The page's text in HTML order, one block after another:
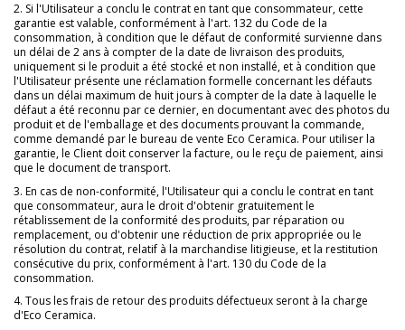
2. Si l'Utilisateur a conclu le contrat en tant que consommateur, cette
garantie est valable, conformément à l'art. 132 du Code de la
consommation, à condition que le défaut de conformité survienne dans
un délai de 2 ans à compter de la date de livraison des produits,
uniquement si le produit a été stocké et non installé, et à condition que
l'Utilisateur présente une réclamation formelle concernant les défauts
dans un délai maximum de huit jours à compter de la date à laquelle le
défaut a été reconnu par ce dernier, en documentant avec des photos du
produit et de l'emballage et des documents prouvant la commande,
comme demandé par le bureau de vente Eco Ceramica. Pour utiliser la
garantie, le Client doit conserver la facture, ou le reçu de paiement, ainsi
que le document de transport.
3. En cas de non-conformité, l'Utilisateur qui a conclu le contrat en tant
que consommateur, aura le droit d'obtenir gratuitement le
rétablissement de la conformité des produits, par réparation ou
remplacement, ou d'obtenir une réduction de prix appropriée ou le
résolution du contrat, relatif à la marchandise litigieuse, et la restitution
consécutive du prix, conformément à l'art. 130 du Code de la
consommation.
4. Tous les frais de retour des produits défectueux seront à la charge
d'Eco Ceramica.